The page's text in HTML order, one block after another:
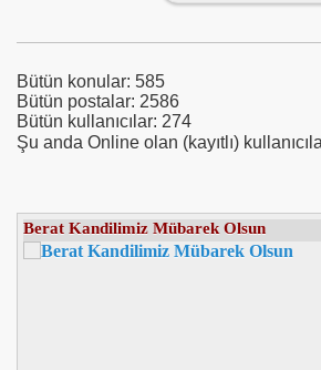
Bütün konular: 585
Bütün postalar: 2586
Bütün kullanıcılar: 274
Şu anda Online olan (kayıtlı)
Tmsf : Uzanlardan 12 Milyon Tahsil